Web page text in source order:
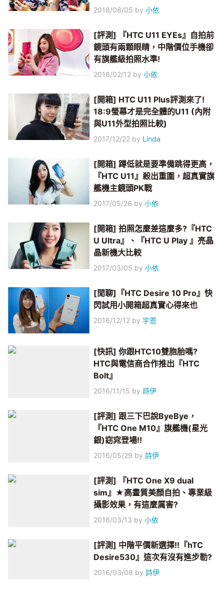
2018/08/05 by小依
[評測] 『HTC U11 EYEs』自拍前
鏡頭有兩顆眼睛，中階價位手機卻
有旗艦級拍照水準!
2018/02/12 by小依
[開箱] HTC U11 Plus評測來了!
18:9螢幕才是完全體的U11 (內附
與U11外型拍照比較)
2017/12/22 by Linda
[開箱] 蹲低就是要準備跳得更高，
『HTC U11』殺出重圍，超真實旗
艦機主鏡頭PK戰
2017/05/26 by小依
[開箱] 拍照怎麼差這麼多?『HTC
U Ultra』、『HTC U Play 』亮晶
晶新機大比較
2017/03/05 by小依
[閒聊]『HTC Desire 10 Pro』快
閃試用小開箱超真實心得來也
2016/12/12 by 宇恩
[快訊] 你跟HTC10雙胞胎嗎?
HTC與電信商合作推出『HTC
Bolt』
2016/11/15 by詩伊
[評測] 跟三下巴說ByeBye，
『HTC One M10』旗艦機(星光
銀)窈窕登場!!
2016/05/29 by詩伊
[評測] 『HTC One X9 dual
sim』★高畫質美顏自拍、專業級
攝影效果，有這麼厲害?
2016/03/13 by小依
[評測] 中階平價新選擇!!『hTC
Desire530』這次有沒有進步勒?
2016/03/08 by詩伊